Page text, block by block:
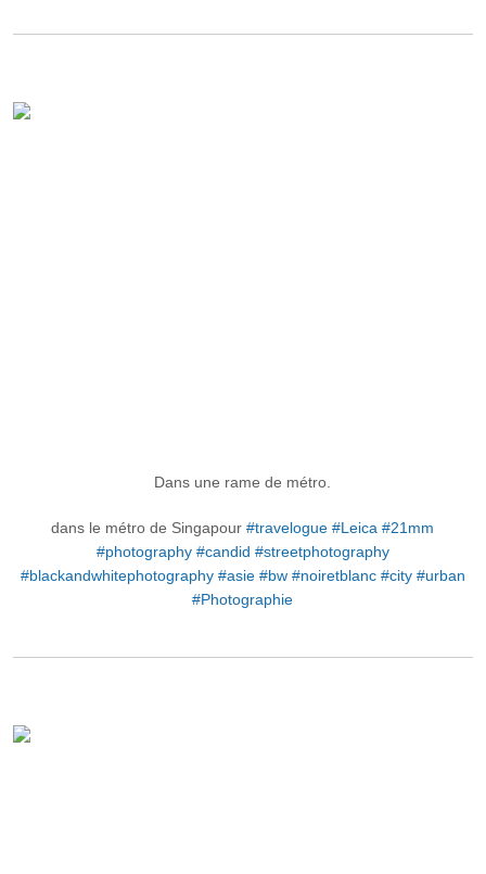
Dans une rame de métro.
dans le métro de Singapour#travelogue #Leica #21mm
#photography #candid #streetphotography
#blackandwhitephotography #asie #bw #noiretblanc #city #urban
#Photographie